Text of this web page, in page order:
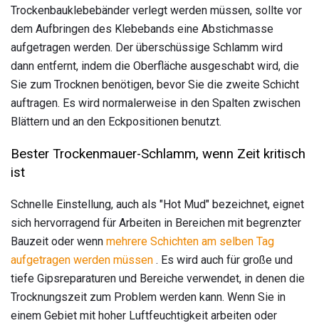
Trockenbauklebebänder verlegt werden müssen, sollte vor
dem Aufbringen des Klebebands eine Abstichmasse
aufgetragen werden. Der überschüssige Schlamm wird
dann entfernt, indem die Oberfläche ausgeschabt wird, die
Sie zum Trocknen benötigen, bevor Sie die zweite Schicht
auftragen. Es wird normalerweise in den Spalten zwischen
Blättern und an den Eckpositionen benutzt.
Bester Trockenmauer-Schlamm, wenn Zeit kritisch
ist
Schnelle Einstellung, auch als "Hot Mud" bezeichnet, eignet
sich hervorragend für Arbeiten in Bereichen mit begrenzter
Bauzeit oder wenn mehrere Schichten am selben Tag
aufgetragen werden müssen . Es wird auch für große und
tiefe Gipsreparaturen und Bereiche verwendet, in denen die
Trocknungszeit zum Problem werden kann. Wenn Sie in
einem Gebiet mit hoher Luftfeuchtigkeit arbeiten oder